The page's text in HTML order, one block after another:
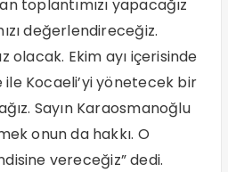
toplantımızı yapacağız
değerlendireceğiz.
olacak. Ekim ayı içerisinde
ile Kocaeli’yi yönetecek bir
Sayın Karaosmanoğlu
onun da hakkı. O
vereceğiz” dedi.